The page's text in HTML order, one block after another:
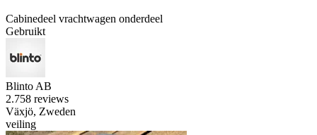
Cabinedeel vrachtwagen onderdeel
Gebruikt
Blinto AB
2.758 reviews
Växjö, Zweden
veiling